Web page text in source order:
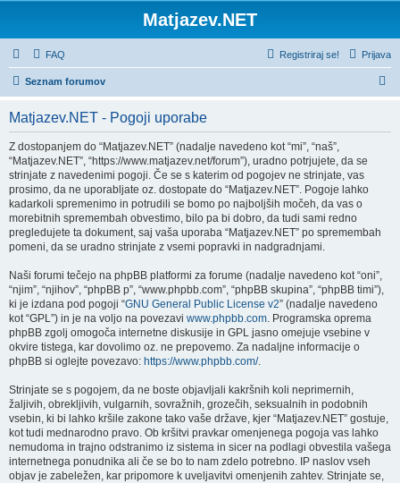
Matjazev.NET
FAQ Prijava
Registriraj se!
Seznam forumov
Matjazev.NET - Pogoji uporabe
Z dostopanjem do “Matjazev.NET” (nadalje navedeno kot “mi”, “naš”,
“Matjazev.NET”, “https://www.matjazev.net/forum”), uradno potrjujete, da se
strinjate z navedenimi pogoji. Če se s katerim od pogojev ne strinjate, vas
prosimo, da ne uporabljate oz. dostopate do “Matjazev.NET”. Pogoje lahko
kadarkoli spremenimo in potrudili se bomo po najboljših močeh, da vas o
morebitnih spremembah obvestimo, bilo pa bi dobro, da tudi sami redno
pregledujete ta dokument, saj vaša uporaba “Matjazev.NET” po spremembah
pomeni, da se uradno strinjate z vsemi popravki in nadgradnjami.
Naši forumi tečejo na phpBB platformi za forume (nadalje navedeno kot “oni”,
“njim”, “njihov”, “phpBB p”, “www.phpbb.com”, “phpBB skupina”, “phpBB timi”),
ki je izdana pod pogoji “GNU General Public License v2” (nadalje navedeno
kot “GPL”) in je na voljo na povezavi www.phpbb.com. Programska oprema
phpBB zgolj omogoča internetne diskusije in GPL jasno omejuje vsebine v
okvire tistega, kar dovolimo oz. ne prepovemo. Za nadaljne informacije o
phpBB si oglejte povezavo: https://www.phpbb.com/.
Strinjate se s pogojem, da ne boste objavljali kakršnih koli neprimernih,
žaljivih, obrekljivih, vulgarnih, sovražnih, grozečih, seksualnih in podobnih
vsebin, ki bi lahko kršile zakone tako vaše države, kjer “Matjazev.NET” gostuje,
kot tudi mednarodno pravo. Ob kršitvi pravkar omenjenega pogoja vas lahko
nemudoma in trajno odstranimo iz sistema in sicer na podlagi obvestila vašega
internetnega ponudnika ali če se bo to nam zdelo potrebno. IP naslov vseh
objav je zabeležen, kar pripomore k uveljavitvi omenjenih zahtev. Strinjate se,